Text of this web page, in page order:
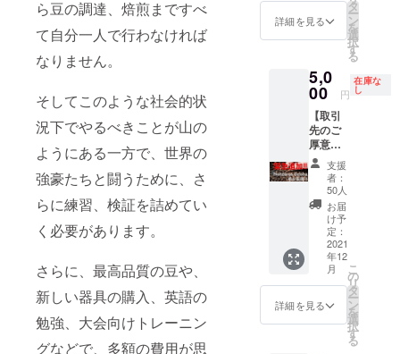
ら豆の調達、焙煎まですべ
て自分一人で行わなければ
なりません。
そしてこのような社会的状
況下でやるべきことが山の
ようにある一方で、世界の
強豪たちと闘うために、さ
らに練習、検証を詰めてい
く必要があります。
さらに、最高品質の豆や、
新しい器具の購入、英語の
勉強、大会向けトレーニン
グなどで、多額の費用が思
安心く
ださ
費・宿
泊費・
原料代
が発生
する場
合は別
途実費
にてご
請求と
なりま
す。ご
了承く
ださ
い。
方法な
ど ・プ
の解説
・質疑
応答
をご用
意しま
した！
ツ
ティー
やハー
ブ
ティ、
お花の
ような
香りの
する
コー
ヒーで
す。 国
名：ホ
ンジュ
ラス 農
園：ク
アルビ
詳細を見る
タ
ー
ン
を
選
択
す
る
5,0
00 円
在庫な
し
【取引
先のご
厚意に
より緊
急追
加！！
】ゲイ
シャ種
のコー
ヒー
100g ミ
ディア
ムロー
スト 12
月のお
届け予
支援
者：
50人
お届
け予
定：
2021
年12
月
詳細を見る
こ
の
リ
タ
ー
ン
を
選
択
す
る